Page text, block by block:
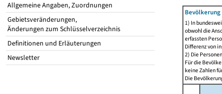
Allgemeine Angaben, Zuordnungen
Gebietsveränderungen,
Änderungen zum Schlüsselverzeichnis
Definitionen und Erläuterungen
Newsletter
1) In
obwohl die
erfassten
Differenz von
2) Die
Für die
keine Zahlen
Die